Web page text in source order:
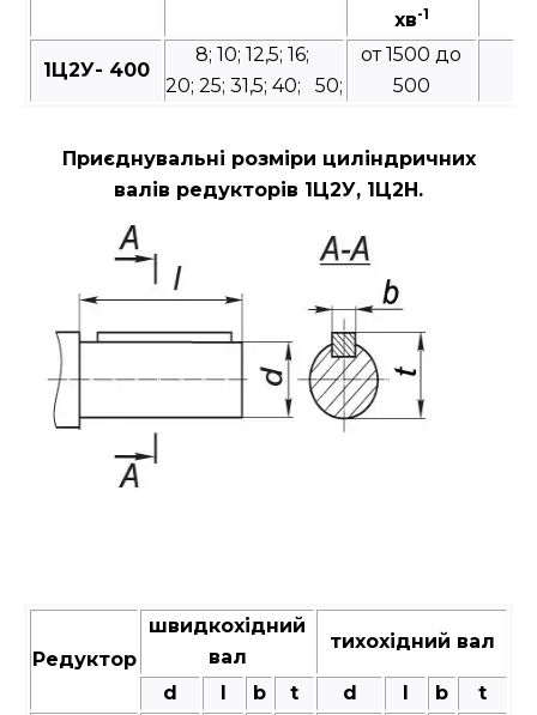
хв-1
1Ц2У- 400
8; 10; 12,5; 16;
20; 25; 31,5; 40; 50;
от 1500 до
500
Приєднувальні розміри циліндричних
валів редукторів 1Ц2У, 1Ц2Н.
Редуктор
швидкохідний
вал
тихохідний вал
d l b t d l b
t